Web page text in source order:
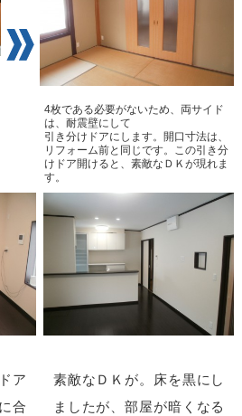
4枚である必要がないため、両サイド
は、耐震壁にして
引き分けドアにします。開口寸法は、
リフォーム前と同じです。この引き分
けドア開けると、素敵なＤＫが現れま
す。
ア
合
素敵なＤＫが。床を黒にし
ましたが、部屋が暗くなる